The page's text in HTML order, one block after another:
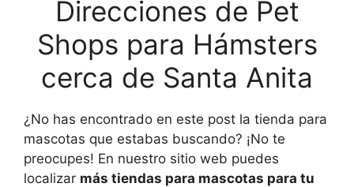
Direcciones de Pet
Shops para Hámsters
cerca de Santa Anita
¿No has encontrado en este post la tienda para
mascotas que estabas buscando? ¡No te
preocupes! En nuestro sitio web puedes
localizar más tiendas para mascotas para tu